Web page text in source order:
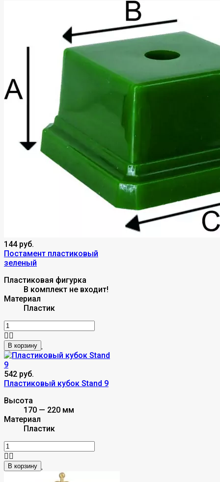
144 руб.
Постамент пластиковый
зеленый
Пластиковая фигурка
В комплект не входит!
Материал
Пластик
В корзину
542 руб.
Пластиковый кубок Stand 9
Высота
170 — 220 мм
Материал
Пластик
В корзину